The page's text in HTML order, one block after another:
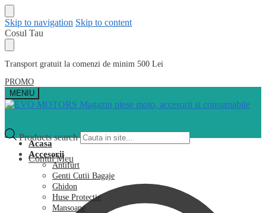
Skip to navigation Skip to content
Cosul Tau
Transport gratuit la comenzi de minim 500 Lei
PROMO
MENIU
Products search
Contul Meu
Acasa
Accesorii
Antifurt
Genti Cutii Bagaje
Ghidon
Huse Protectie
Mansoane